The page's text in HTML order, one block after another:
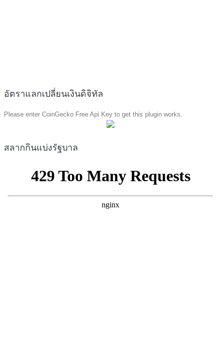
อัตราแลกเปลี่ยนเงินดิจิทัล
Please enter CoinGecko Free Api Key to get this plugin works.
สลากกินแบ่งรัฐบาล